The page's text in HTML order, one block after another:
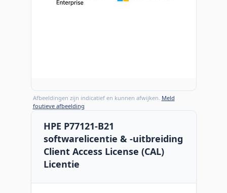
Afbeeldingen zijn indicatief en kunnen afwijken. Meld
foutieve afbeelding
HPE P77121-B21
softwarelicentie & -uitbreiding
Client Access License (CAL)
Licentie